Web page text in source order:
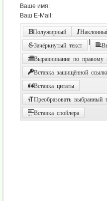
Ваше имя:
Ваш E-Mail:
Полужирный
Зачёркнутый текст
Выравнивание по правому
Вставка защищённой
Вставка цитаты
Преобразовать выбранный
Вставка спойлера